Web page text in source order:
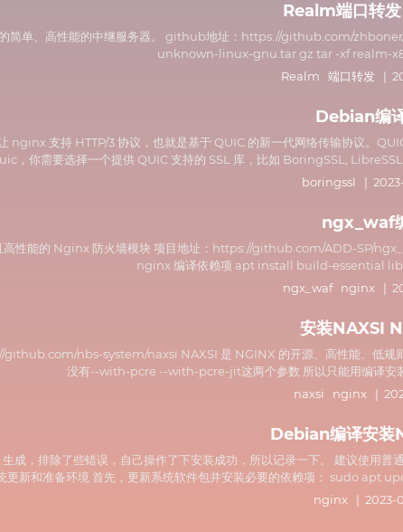
Realm端口转
简单、高性能的中继服务器。 github地址：https://github.com/
unknown-linux-gnu.tar.gz tar -xf realm-
Realm
端口转发|
Debian编
支持 HTTP/3 协议，也就是基于 QUIC 的新一代网络传输协议。
，你需要选择一个提供 QUIC 支持的 SSL 库，比如 BoringSSL,
boringssl |
ngx_waf
性能的 Nginx 防火墙模块 项目地址：https://github.com/ADD-SP/
nginx 编译依赖项 apt install build-essential
ngx_waf
nginx |
安装NAXSI
nbs-system/naxsi NAXSI 是 NGINX 的开源、高性能、低规
没有--with-pcre --with-pcre-jit这两个参数 所以只能用编译
naxsi
nginx |
Debian编译安装
成，排除了些错误，自己操作了下安装成功，所以记录一下。 建议使用
更新和准备环境 首先，更新系统软件包并安装必要的依赖项： sudo
nginx | 2023-